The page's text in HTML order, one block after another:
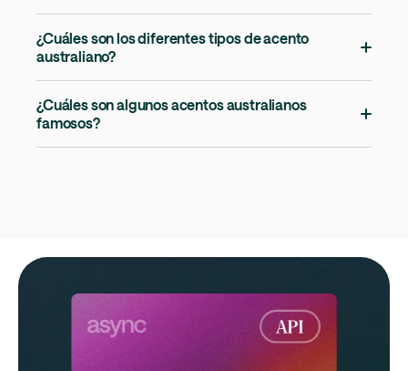
¿Cuáles son los diferentes tipos de acento
australiano?
¿Cuáles son algunos acentos australianos
famosos?